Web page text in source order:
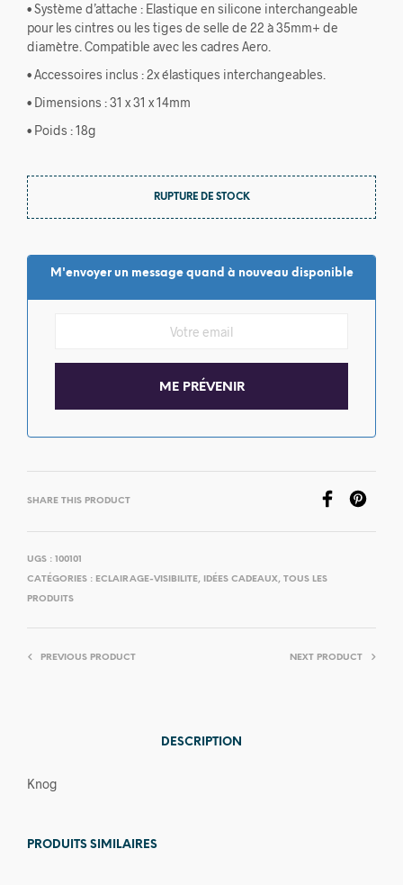
• Système d’attache : Elastique en silicone interchangeable
pour les cintres ou les tiges de selle de 22 à 35mm+ de
diamètre. Compatible avec les cadres Aero.
• Accessoires inclus : 2x élastiques interchangeables.
• Dimensions : 31 x 31 x 14mm
• Poids : 18g
RUPTURE DE STOCK
M'envoyer un message quand à nouveau disponible
SHARE THIS PRODUCT
UGS : 100101
CATÉGORIES : ECLAIRAGE-VISIBILITE, IDÉES CADEAUX, TOUS LES
PRODUITS
PREVIOUS PRODUCT NEXT PRODUCT
DESCRIPTION
Knog
PRODUITS SIMILAIRES